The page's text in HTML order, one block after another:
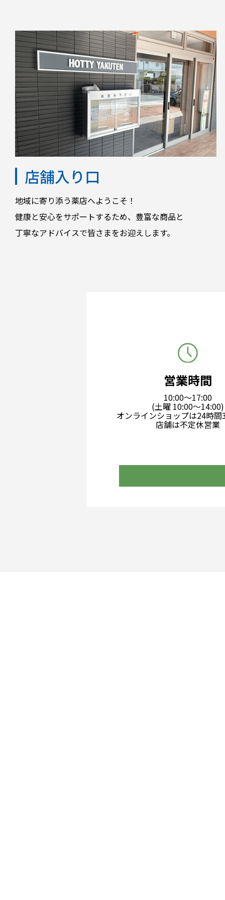
店舗入り口
地域に寄り添う薬店へようこそ！
健康と安心をサポートするため、豊富な商品と
丁寧なアドバイスで皆さまをお迎えします。
営業時間
10:00～17:00
(土曜 10:00〜14:00)
オンラインショップは24時
店舗は不定休営業